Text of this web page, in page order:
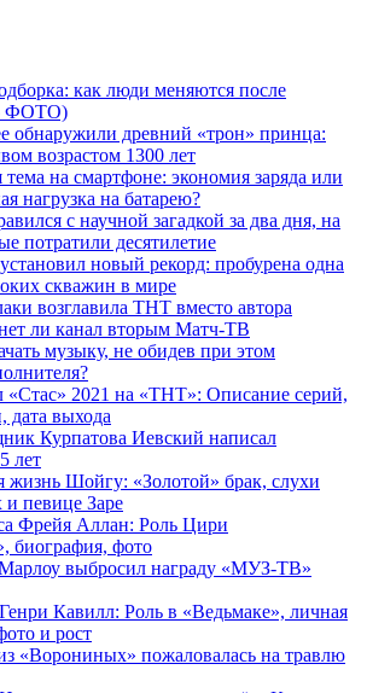
как люди меняются после
ФОТО)
обнаружили древний «трон» принца:
возрастом 1300 лет
тема на смартфоне: экономия заряда или
нагрузка на батарею?
с научной загадкой за два дня, на
потратили десятилетие
новый рекорд: пробурена одна
скважин в мире
возглавила ТНТ вместо автора
ли канал вторым Матч-ТВ
музыку, не обидев при этом
«Стас» 2021 на «ТНТ»: Описание серий,
дата выхода
Курпатова Иевский написал
лет
жизнь Шойгу: «Золотой» брак, слухи
певице Заре
Фрейя Аллан: Роль Цири
биография, фото
выбросил награду «МУЗ-ТВ»
Кавилл: Роль в «Ведьмаке», личная
и рост
«Ворониных» пожаловалась на травлю